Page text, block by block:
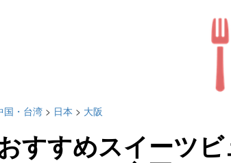
国・台湾 > 日本 > 大阪
すすめスイーツ